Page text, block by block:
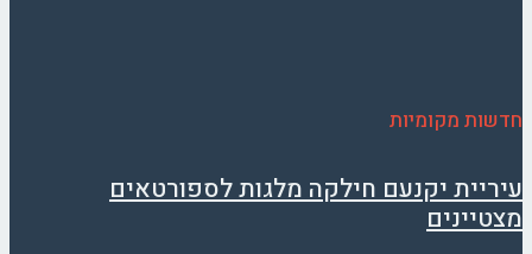
חדשות מקומיות
עיריית יקנעם חילקה מלגות לספורטאים
מצטיינים